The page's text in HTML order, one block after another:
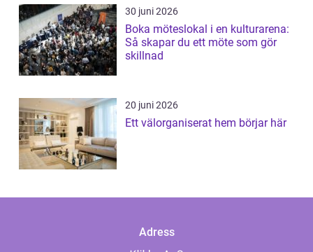
30 juni 2026
Boka möteslokal i en kulturarena:
Så skapar du ett möte som gör
skillnad
20 juni 2026
Ett välorganiserat hem börjar här
Adress